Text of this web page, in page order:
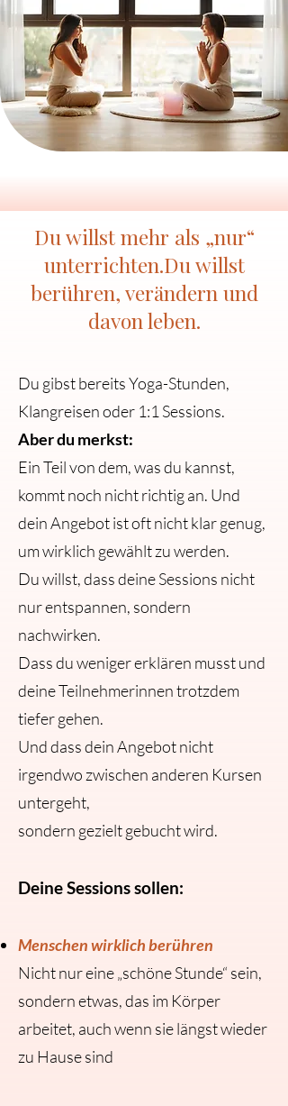
Du willst mehr als „nur“
unterrichten.Du willst
berühren, verändern und
davon leben.
Du gibst bereits Yoga-Stunden,
Klangreisen oder 1:1 Sessions.​
Aber du merkst:
Ein Teil von dem, was du kannst,
kommt noch nicht richtig an. Und
dein Angebot ist oft nicht klar genug,
um wirklich gewählt zu werden.
Du willst, dass deine Sessions nicht
nur entspannen, sondern
nachwirken.
Dass du weniger erklären musst und
deine Teilnehmerinnen trotzdem
tiefer gehen.
Und dass dein Angebot nicht
irgendwo zwischen anderen Kursen
untergeht,
sondern gezielt gebucht wird.
Deine Sessions sollen:
Menschen wirklich berühren
Nicht nur eine „schöne Stunde“ sein,
sondern etwas, das im Körper
arbeitet, auch wenn sie längst wieder
zu Hause sind